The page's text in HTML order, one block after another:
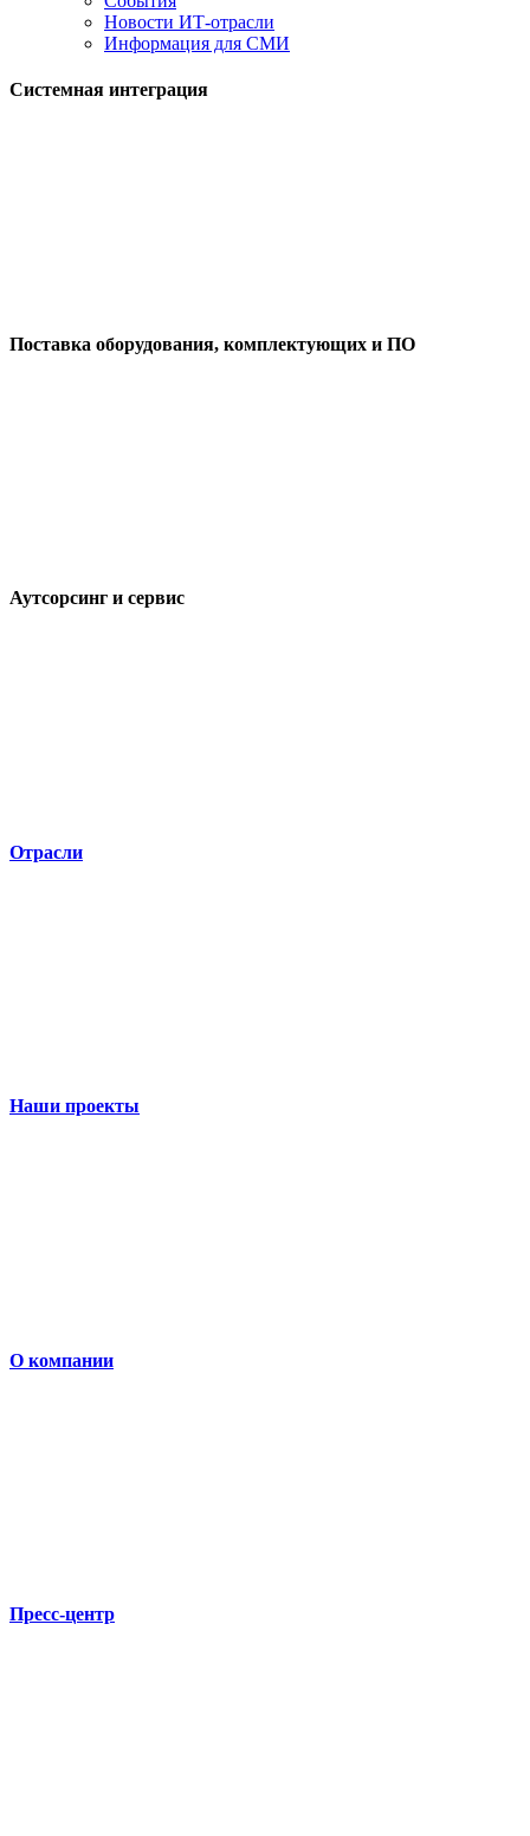
Новости ИТ-отрасли
Информация для СМИ
Системная интеграция
Поставка оборудования, комплектующих и ПО
Аутсорсинг и сервис
Отрасли
Наши проекты
О компании
Пресс-центр